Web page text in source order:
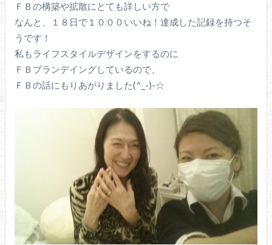
ＦＢの構築や拡散にとても詳しい方で
なんと、１８日で１０００いいね！達成した記録を持つそ
うです！
私もライフスタイルデザインをするのに
ＦＢブランデイングしているので、
ＦＢの話にもりあがりました(^_-)-☆